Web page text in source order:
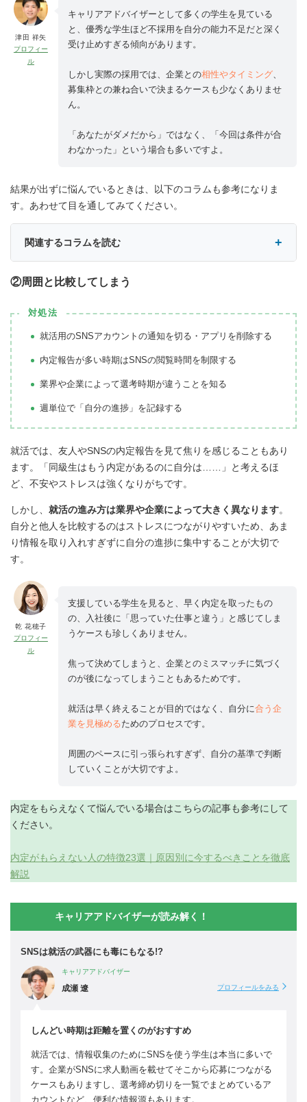
津田 祥矢
プロフィー
ル
キャリアアドバイザーとして多くの学生を見ている
と、優秀な学生ほど不採用を自分の能力不足だと深く
受け止めすぎる傾向があります。
しかし実際の採用では、企業との相性やタイミング、
募集枠との兼ね合いで決まるケースも少なくありませ
ん。
「あなたがダメだから」ではなく、「今回は条件が合
わなかった」という場合も多いですよ。
結果が出ずに悩んでいるときは、以下のコラムも参考になりま
す。あわせて目を通してみてください。
関連するコラムを読む
②周囲と比較してしまう
対処法
就活用のSNSアカウントの通知を切る・アプリを削除する
内定報告が多い時期はSNSの閲覧時間を制限する
業界や企業によって選考時期が違うことを知る
週単位で「自分の進捗」を記録する
就活では、友人やSNSの内定報告を見て焦りを感じることもあり
ます。「同級生はもう内定があるのに自分は……」と考えるほ
ど、不安やストレスは強くなりがちです。
しかし、 就活の進み方は業界や企業によって大きく異なります。
自分と他人を比較するのはストレスにつながりやすいため、あま
り情報を取り入れすぎずに自分の進捗に集中することが大切で
す。
乾 花穂子
プロフィー
ル
支援している学生を見ると、早く内定を取ったもの
の、入社後に「思っていた仕事と違う」と感じてしま
うケースも珍しくありません。
焦って決めてしまうと、企業とのミスマッチに気づく
のが後になってしまうこともあるためです。
就活は早く終えることが目的ではなく、自分に合う企
業を見極めるためのプロセスです。
周囲のペースに引っ張られすぎず、自分の基準で判断
していくことが大切ですよ。
内定をもらえなくて悩んでいる場合はこちらの記事も参考にして
ください。
内定がもらえない人の特徴23選｜原因別に今するべきことを徹底
解説
キャリアアドバイザーが読み解く！
SNSは就活の武器にも毒にもなる!?
キャリアアドバイザー
成瀬 遼 プロフィールをみる
しんどい時期は距離を置くのがおすすめ
就活では、情報収集のためにSNSを使う学生は本当に多いで
す。企業がSNSに求人動画を載せてそこから応募につながる
ケースもありますし、選考締め切りを一覧でまとめているア
カウントなど、便利な情報源もあります。